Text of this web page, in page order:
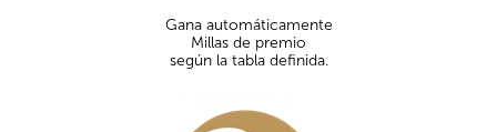
Gana automáticamente
Millas de premio
según la tabla definida.